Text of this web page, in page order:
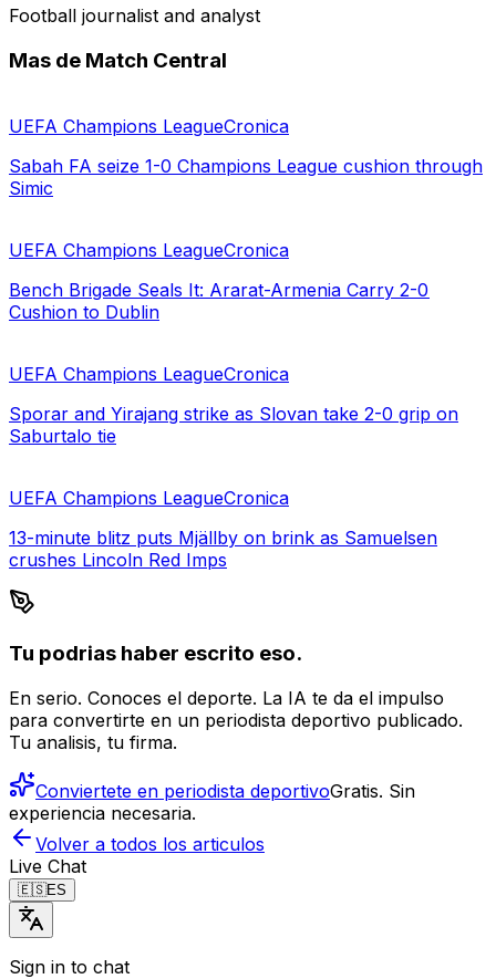
Football journalist and analyst
Mas de Match Central
UEFA Champions LeagueCronica
Sabah FA seize 1-0 Champions League cushion through
Simic
UEFA Champions LeagueCronica
Bench Brigade Seals It: Ararat-Armenia Carry 2-0
Cushion to Dublin
UEFA Champions LeagueCronica
Sporar and Yirajang strike as Slovan take 2-0 grip on
Saburtalo tie
UEFA Champions LeagueCronica
13-minute blitz puts Mjällby on brink as Samuelsen
crushes Lincoln Red Imps
Tu podrias haber escrito eso.
En serio. Conoces el deporte. La IA te da el impulso
para convertirte en un periodista deportivo publicado.
Tu analisis, tu firma.
Conviertete en periodista deportivoGratis. Sin
experiencia necesaria.
Volver a todos los articulos
Live Chat
🇪🇸ES
Sign in to chat